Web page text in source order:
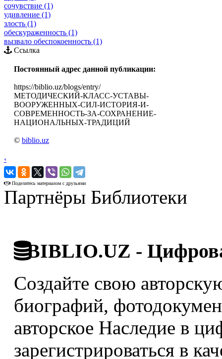
сочувствие (1)
удивление (1)
злость (1)
обескураженность (1)
вызвало обеспокоенность (1)
Ссылка
Постоянный адрес данной публикации:
https://biblio.uz/blogs/entry/
МЕТОДИЧЕСКИЙ-КЛАСС-УСТАВЫ-
ВООРУЖЕННЫХ-СИЛ-ИСТОРИЯ-И-
СОВРЕМЕННОСТЬ-ЗА-СОХРАНЕНИЕ-
НАЦИОНАЛЬНЫХ-ТРАДИЦИЙ
© biblio.uz
‹
›
Поделитесь материалом с друзьями
Партнёры Библиотеки
BIBLIO.UZ -
Создайте свою
биографий,
авторское Наследие в
зарегистрироваться в